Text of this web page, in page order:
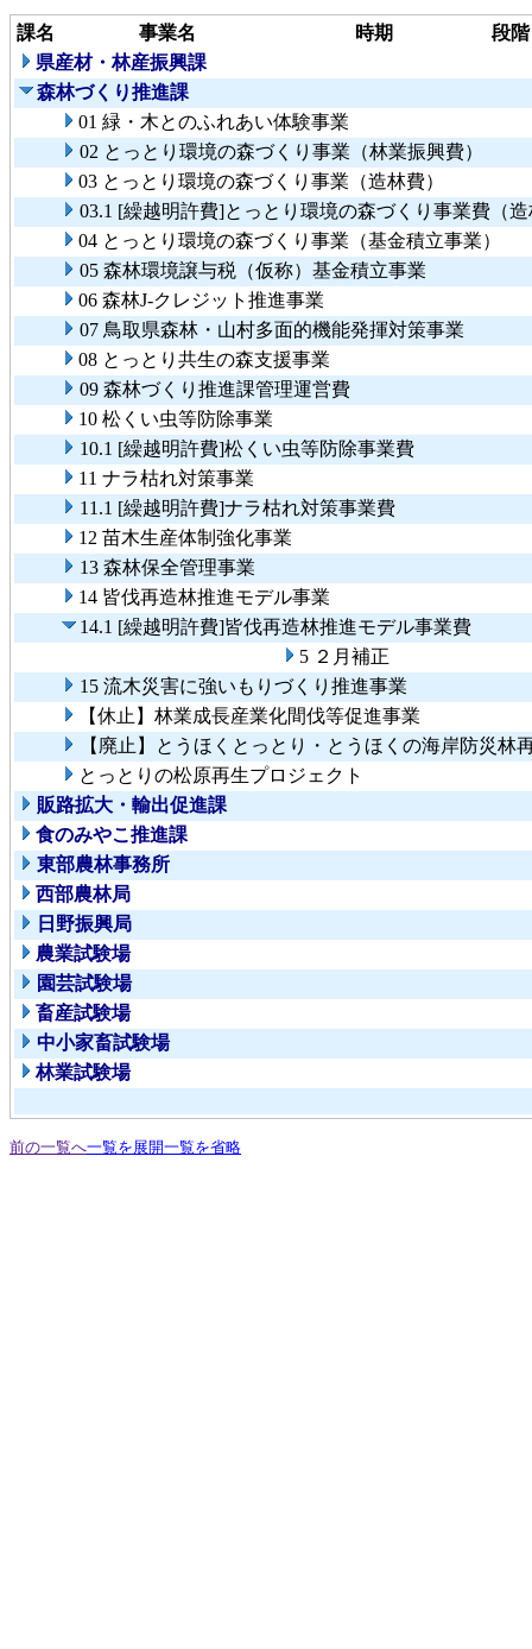
課名 事業名 時期
段階
県産材・林産振興課
森林づくり推進課
01 緑・木とのふれあい体験事業
02 とっとり環境の森づくり事業（林業振興費）
03 とっとり環境の森づくり事業（造林費）
03.1 [繰越明許費]とっとり環境の森づくり事業費（
04 とっとり環境の森づくり事業（基金積立事業）
05 森林環境譲与税（仮称）基金積立事業
06 森林J-クレジット推進事業
07 鳥取県森林・山村多面的機能発揮対策事業
08 とっとり共生の森支援事業
09 森林づくり推進課管理運営費
10 松くい虫等防除事業
10.1 [繰越明許費]松くい虫等防除事業費
11 ナラ枯れ対策事業
11.1 [繰越明許費]ナラ枯れ対策事業費
12 苗木生産体制強化事業
13 森林保全管理事業
14 皆伐再造林推進モデル事業
14.1 [繰越明許費]皆伐再造林推進モデル事業費
5 ２月補正
15 流木災害に強いもりづくり推進事業
【休止】林業成長産業化間伐等促進事業
【廃止】とうほくとっとり・とうほくの海岸防災林
とっとりの松原再生プロジェクト
販路拡大・輸出促進課
食のみやこ推進課
東部農林事務所
西部農林局
日野振興局
農業試験場
園芸試験場
畜産試験場
中小家畜試験場
林業試験場
前の一覧へ一覧を展開一覧を省略